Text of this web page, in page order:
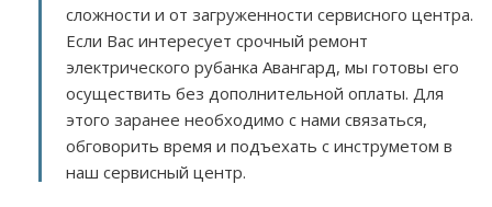
сложности и от загруженности сервисного центра.
Если Вас интересует срочный ремонт
электрического рубанка Авангард, мы готовы его
осуществить без дополнительной оплаты. Для
этого заранее необходимо с нами связаться,
обговорить время и подъехать с инструметом в
наш сервисный центр.